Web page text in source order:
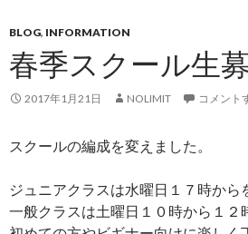
ン
ツ
へ
キ
プ
BLOG, INFORMATION
春季スクール生
2017年1月21日 NOLIMIT コメント
スクールの編成を変えました。
ジュニアクラスは水曜日１７時から
一般クラスは土曜日１０時から１２